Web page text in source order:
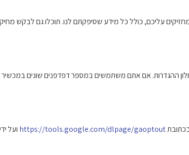
עליכם, כולל כל מידע שסיפקתם לנו. תוכלו גם לבקש
ההגדרות. אם אתם משתמשים במספר דפדפנים שונים
https://tools.google.com/dlpage/gaoptout